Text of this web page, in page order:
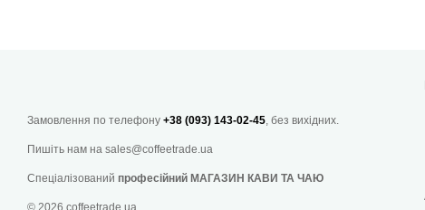
Замовлення по телефону +38 (093) 143-02-45, без вихідних.
Пишіть нам на sales@coffeetrade.ua
Спеціалізований професійний МАГАЗИН КАВИ ТА ЧАЮ
© 2026 coffeetrade.ua